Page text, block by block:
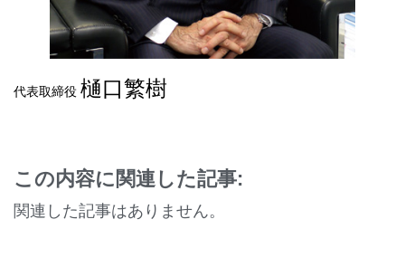
代表取締役 樋口繁樹
この内容に関連した記事:
関連した記事はありません。